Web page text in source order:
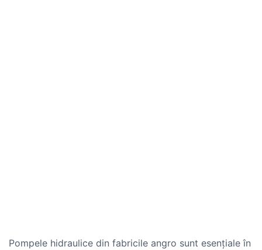
Pompele hidraulice din fabricile angro sunt esențiale în